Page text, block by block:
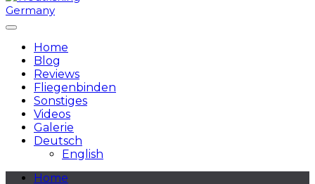
Home
Blog
Reviews
Fliegenbinden
Sonstiges
Videos
Galerie
Deutsch
English
Home